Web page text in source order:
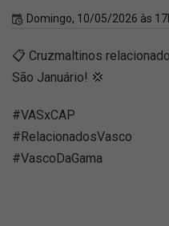
Domingo, 10/05/2026 às
📋 Cruzmaltinos
São Januário! 💢
#VASxCAP
#RelacionadosVasco
#VascoDaGama